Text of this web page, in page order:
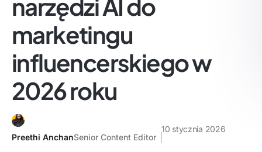
narzędzi AI do
marketingu
influencerskiego w
2026 roku
Preethi AnchanSenior Content Editor
10 stycznia 2026